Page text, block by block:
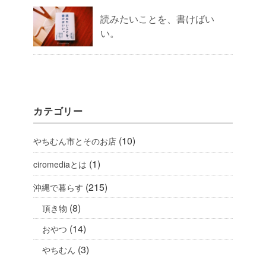
読みたいことを、書けばい
い。
カテゴリー
やちむん市とそのお店 (10)
ciromediaとは (1)
沖縄で暮らす (215)
頂き物 (8)
おやつ (14)
やちむん (3)